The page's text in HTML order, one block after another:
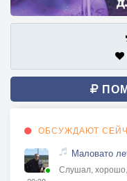
ОБСУЖДАЮТ
Маловато
Слушал,